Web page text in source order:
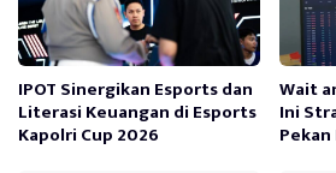
IPOT Sinergikan Esports dan
Literasi Keuangan di Esports
Kapolri Cup 2026
Wait
Ini
Pekan